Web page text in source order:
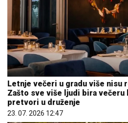
Letnje večeri u gradu više nisu
Zašto sve više ljudi bira večeru
pretvori u druženje
23. 07. 2026 12:47